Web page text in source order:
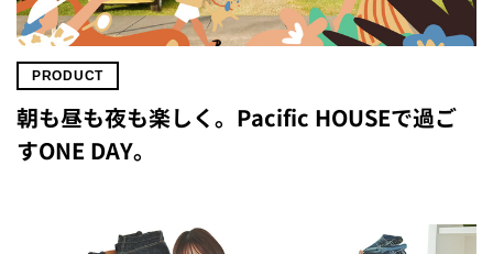
PRODUCT
朝も昼も夜も楽しく。Pacific HOUSEで過ご
すONE DAY。